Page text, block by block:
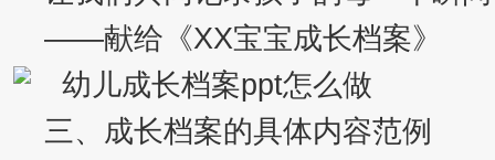
——献给《XX宝宝成长档案》
三、成长档案的具体内容范例